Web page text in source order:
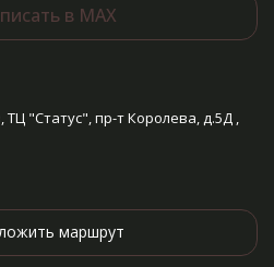
в MAX
ТЦ "Статус", пр-т Королева, д.5Д ,
маршрут